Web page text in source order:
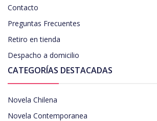
Contacto
Preguntas Frecuentes
Retiro en tienda
Despacho a domicilio
CATEGORÍAS DESTACADAS
Novela Chilena
Novela Contemporanea